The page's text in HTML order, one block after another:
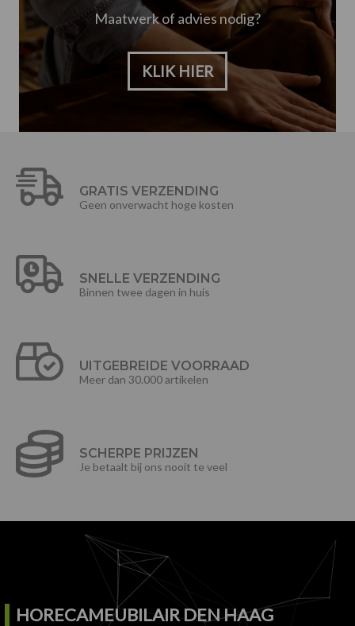
Maatwerk of advies nodig?
KLIK HIER
GRATIS VERZENDING
Geen onverwacht hoge kosten
SNELLE VERZENDING
Binnen twee dagen in huis
UITGEBREIDE VOORRAAD
Meer dan 30.000 artikelen
SCHERPE PRIJZEN
Je betaalt bij ons nooit te veel
HORECAMEUBILAIR DEN HAAG